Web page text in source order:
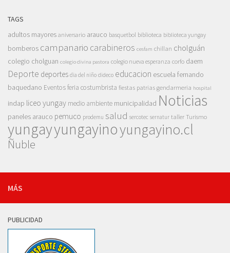
TAGS
adultos mayores aniversario arauco basquetbol biblioteca biblioteca yungay
bomberos campanario carabineros cesfam chillan cholguán
colegio cholguan colegio divina pastora colegio nueva esperanza corfo daem
Deporte deportes dia del niño dideco educacion escuela fernando
baquedano Eventosferia costumbrista fiestas patrias gendarmeria hospital
indap liceo yungay medio ambiente municipalidad Noticias
paneles arauco pemuco prodemu salud sercotec sernatur taller Turismo
yungayyungayinoyungayino.cl
Ñuble
MÁS
PUBLICIDAD